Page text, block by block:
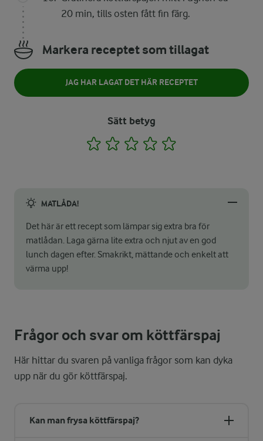
20 min, tills osten fått fin färg.
Markera receptet som tillagat
JAG HAR LAGAT DET HÄR RECEPTET
Sätt betyg
1 2 3 4
MATLÅDA!
Det här är ett recept som lämpar sig extra bra för
matlådan. Laga gärna lite extra och njut av en god
lunch dagen efter. Smakrikt, mättande och enkelt att
värma upp!
Frågor och svar om köttfärspaj
Här hittar du svaren på vanliga frågor som kan dyka
upp när du gör köttfärspaj.
Kan man frysa köttfärspaj?